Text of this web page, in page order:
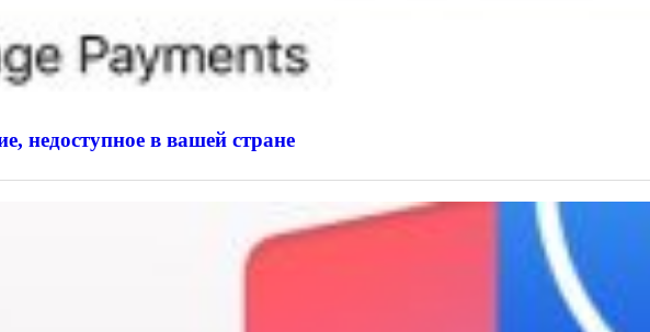
недоступное в вашей стране